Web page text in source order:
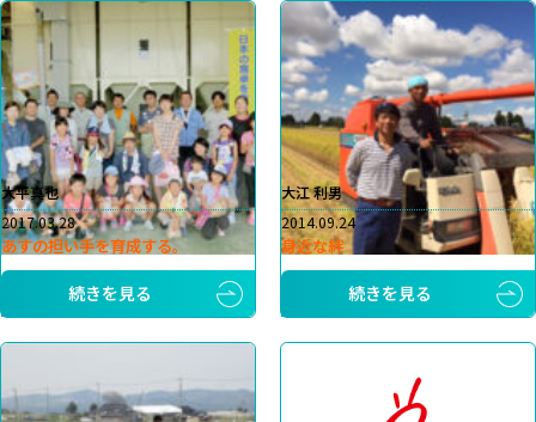
大平真也
2017.03.28
あすの担い手を育成する。
続きを見る
大江 利男
2014.09.24
身近な絆
続きを見る